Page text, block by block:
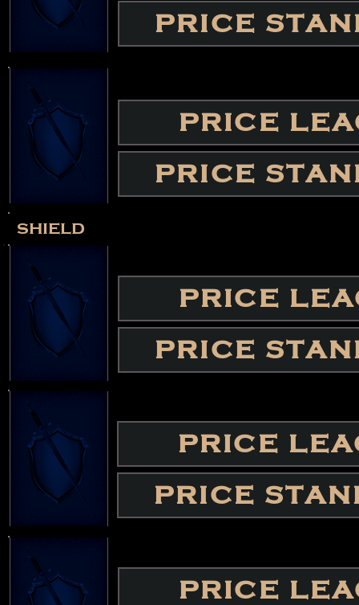
PRICE
PRICE
PRICE
shield
PRICE
PRICE
PRICE
PRICE
PRICE